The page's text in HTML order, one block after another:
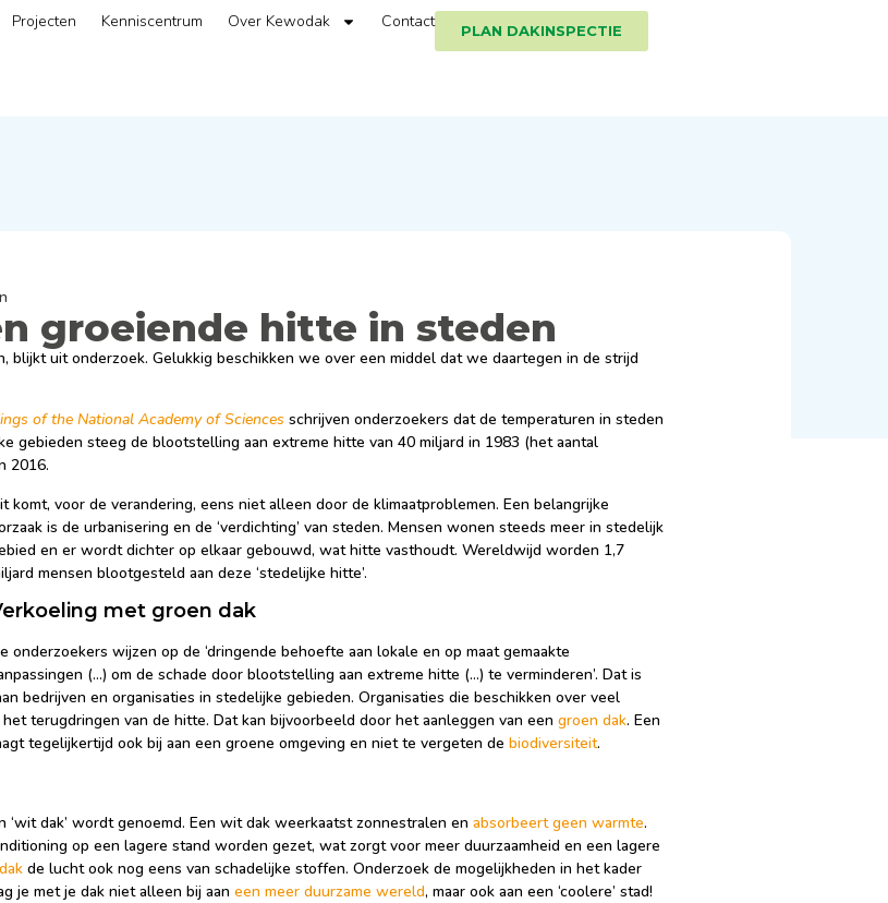
Projecten Kenniscentrum Over Kewodak Contact PLAN DAKINSPECTIE
groeiende hitte in steden
blijkt uit onderzoek. Gelukkig beschikken we over een middel dat we daartegen in de strijd
of the National Academy of Sciences schrijven onderzoekers dat de temperaturen in steden
gebieden steeg de blootstelling aan extreme hitte van 40 miljard in 1983 (het aantal
2016.
komt, voor de verandering, eens niet alleen door de klimaatproblemen. Een belangrijke
is de urbanisering en de ‘verdichting’ van steden. Mensen wonen steeds meer in stedelijk
en er wordt dichter op elkaar gebouwd, wat hitte vasthoudt. Wereldwijd worden 1,7
mensen blootgesteld aan deze ‘stedelijke hitte’.
met groen dak
onderzoekers wijzen op de ‘dringende behoefte aan lokale en op maat gemaakte
(…) om de schade door blootstelling aan extreme hitte (…) te verminderen’. Dat is
bedrijven en organisaties in stedelijke gebieden. Organisaties die beschikken over veel
terugdringen van de hitte. Dat kan bijvoorbeeld door het aanleggen van eengroen dak. Een
tegelijkertijd ook bij aan een groene omgeving en niet te vergeten debiodiversiteit.
dak’ wordt genoemd. Een wit dak weerkaatst zonnestralen enabsorbeert geen warmte.
op een lagere stand worden gezet, wat zorgt voor meer duurzaamheid en een lagere
de lucht ook nog eens van schadelijke stoffen. Onderzoek de mogelijkheden in het kader
je met je dak niet alleen bij aaneen meer duurzame wereld, maar ook aan een ‘coolere’ stad!